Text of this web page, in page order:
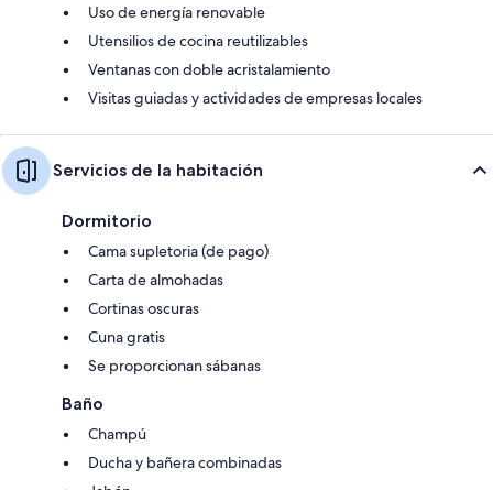
Uso de energía renovable
Utensilios de cocina reutilizables
Ventanas con doble acristalamiento
Visitas guiadas y actividades de empresas locales
Servicios de la habitación
Dormitorio
Cama supletoria (de pago)
Carta de almohadas
Cortinas oscuras
Cuna gratis
Se proporcionan sábanas
Baño
Champú
Ducha y bañera combinadas